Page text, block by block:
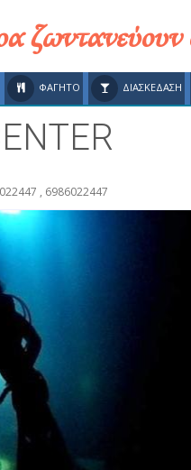
ζωντανεύουν
ΦΑΓΗΤΟ ΔΙΑΣΚΕΔΑΣΗ
, 6986022447